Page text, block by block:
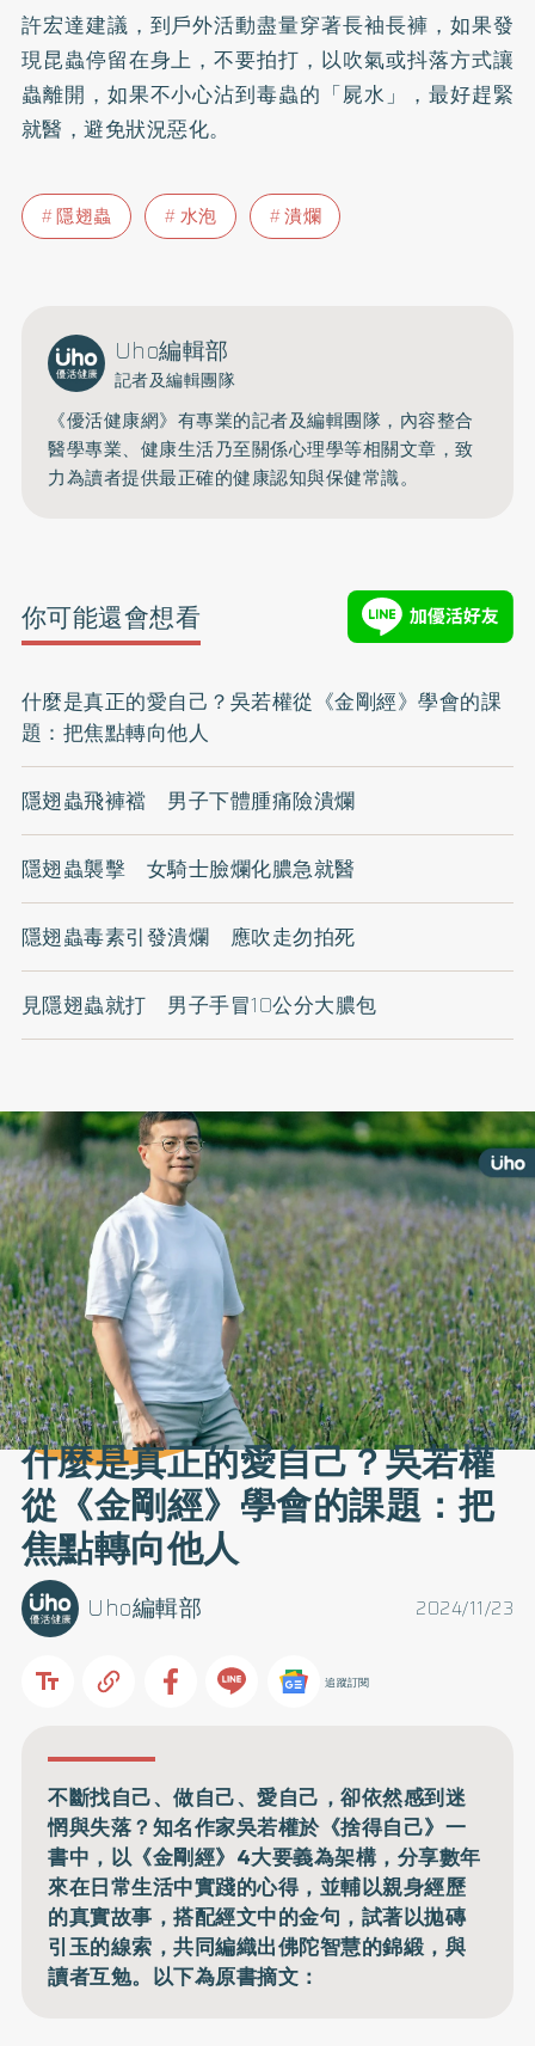
許宏達建議，到戶外活動盡量穿著長袖長褲，如果發
現昆蟲停留在身上，不要拍打，以吹氣或抖落方式讓
蟲離開，如果不小心沾到毒蟲的「屍水」，最好趕緊
就醫，避免狀況惡化。
隱翅蟲 水泡 潰爛
Uho編輯部
記者及編輯團隊
《優活健康網》有專業的記者及編輯團隊，內容整合
醫學專業、健康生活乃至關係心理學等相關文章，致
力為讀者提供最正確的健康認知與保健常識。
你可能還會想看
什麼是真正的愛自己？吳若權從《金剛經》學會的課
題：把焦點轉向他人
隱翅蟲飛褲襠 男子下體腫痛險潰爛
隱翅蟲襲擊 女騎士臉爛化膿急就醫
隱翅蟲毒素引發潰爛 應吹走勿拍死
見隱翅蟲就打 男子手冒10公分大膿包
什麼是真正的愛自己？吳若權
從《金剛經》學會的課題：把
焦點轉向他人
2024/11/23
Uho編輯部
追蹤訂閱
不斷找自己、做自己、愛自己，卻依然感到迷
惘與失落？知名作家吳若權於《捨得自己》一
書中，以《金剛經》4大要義為架構，分享數年
來在日常生活中實踐的心得，並輔以親身經歷
的真實故事，搭配經文中的金句，試著以拋磚
引玉的線索，共同編織出佛陀智慧的錦緞，與
讀者互勉。以下為原書摘文：